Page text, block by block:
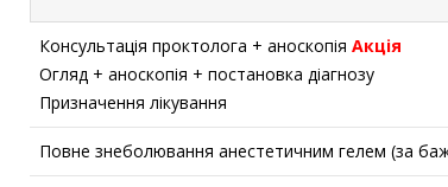
Консультація проктолога + аноскопія Акція
Огляд + аноскопія + постановка діагнозу
Призначення лікування
Повне знеболювання анестетичним гелем (за